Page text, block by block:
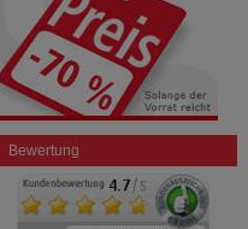
Bewertung